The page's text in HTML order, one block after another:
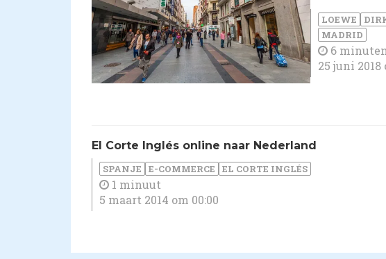
LOEWE
MADRID
6 minuten
25 juni 2018
El Corte Inglés online naar Nederland
SPANJE E-COMMERCE EL CORTE INGLÉS
1 minuut
5 maart 2014 om 00:00